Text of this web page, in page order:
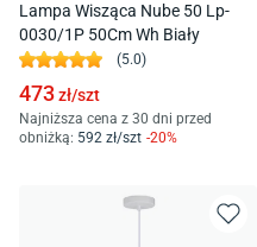
Lampa Wisząca Nube 50 Lp-
0030/1P 50Cm Wh Biały
(5.0)
473zł/szt
Najniższa cena z 30 dni przed
obniżką: 592 zł/szt -20%